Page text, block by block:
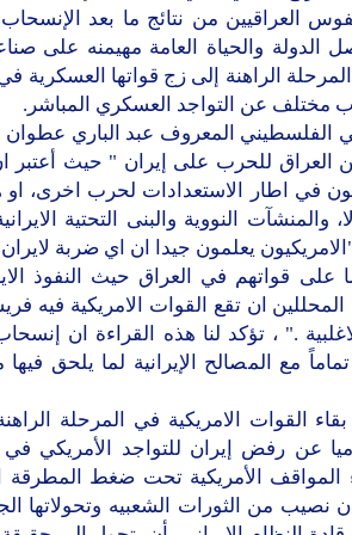
العراقيين من نتائج ما بعد الإنسحاب
والحياة العامة مهيمنه على
الراهنة إلى زج قواتها العسكرية
مختلف عن التواجد العسكري المباشر.
الفلسطيني المعروف عبد الباري
العراق للحرب على إيران " حيث أعتبر
في اطار الاستعدادات لحرب اخرى، او
النووية والبنى التحتية
يعلمون جيدا ان اي ضربة
على قواتهم في العراق حيث النفوذ
ان تقع القوات الامريكية فيه
." ، تؤكد لنا هذه القراءة ان
مع المصالح الإيرانية لما يلحق
القوات الامريكية في المرحلة
عن رفض إيران للتواجد الأمريكي في
المواقف الأمريكية تحت ضغط المطرقة
من الثورات الشعبيه وتحولاتها